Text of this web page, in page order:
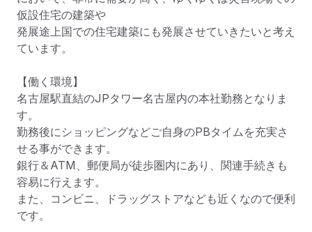
仮設住宅の建築や
発展途上国での住宅建築にも発展させていきたいと考え
ています。
【働く環境】
名古屋駅直結のJPタワー名古屋内の本社勤務となりま
す。
勤務後にショッピングなどご自身のPBタイムを充実さ
せる事ができます。
銀行＆ATM、郵便局が徒歩圏内にあり、関連手続きも
容易に行えます。
また、コンビニ、ドラッグストアなども近くなので便利
です。